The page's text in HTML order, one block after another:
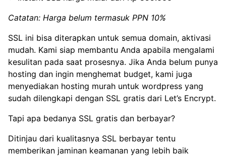
Catatan: Harga belum termasuk PPN 10%
SSL ini bisa diterapkan untuk semua domain, aktivasi
mudah. Kami siap membantu Anda apabila mengalami
kesulitan pada saat prosesnya. Jika Anda belum punya
hosting dan ingin menghemat budget, kami juga
menyediakan hosting murah untuk wordpress yang
sudah dilengkapi dengan SSL gratis dari Let’s Encrypt.
Tapi apa bedanya SSL gratis dan berbayar?
Ditinjau dari kualitasnya SSL berbayar tentu
memberikan jaminan keamanan yang lebih baik